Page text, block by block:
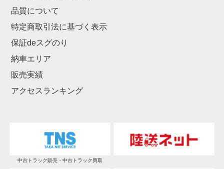
品質について
特定商取引法に基づく表示
保証deスグのり
納車エリア
販売実績
アクセスランキング
中古トラック販売・中古トラック買取